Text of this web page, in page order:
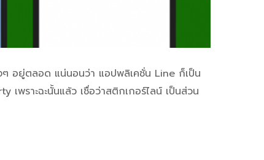
ๆ อยู่ตลอด แน่นอนว่า แอปพลิเคชั่น Line ก็เป็น
เพราะฉะนั้นแล้ว เชื่อว่าสติกเกอร์ไลน์ เป็นส่วน